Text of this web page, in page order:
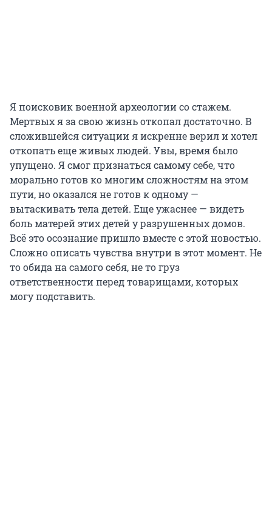
Я поисковик военной археологии со стажем.
Мертвых я за свою жизнь откопал достаточно. В
сложившейся ситуации я искренне верил и хотел
откопать еще живых людей. Увы, время было
упущено. Я смог признаться самому себе, что
морально готов ко многим сложностям на этом
пути, но оказался не готов к одному —
вытаскивать тела детей. Еще ужаснее — видеть
боль матерей этих детей у разрушенных домов.
Всё это осознание пришло вместе с этой новостью.
Сложно описать чувства внутри в этот момент. Не
то обида на самого себя, не то груз
ответственности перед товарищами, которых
могу подставить.